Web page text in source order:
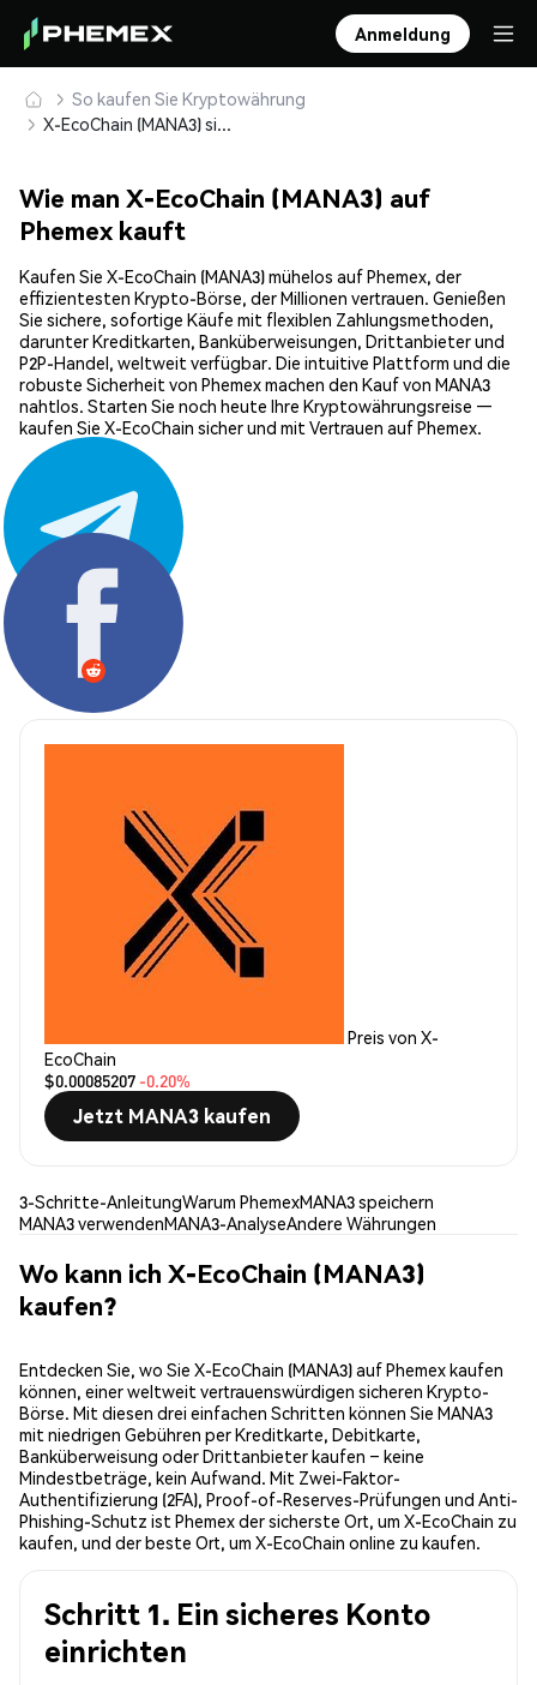
Anmeldung
So kaufen Sie Kryptowährung
X-EcoChain (MANA3) sicher kaufen und speichern
Wie man X-EcoChain (MANA3) auf
Phemex kauft
Kaufen Sie X-EcoChain (MANA3) mühelos auf Phemex, der
effizientesten Krypto-Börse, der Millionen vertrauen. Genießen
Sie sichere, sofortige Käufe mit flexiblen Zahlungsmethoden,
darunter Kreditkarten, Banküberweisungen, Drittanbieter und
P2P-Handel, weltweit verfügbar. Die intuitive Plattform und die
robuste Sicherheit von Phemex machen den Kauf von MANA3
nahtlos. Starten Sie noch heute Ihre Kryptowährungsreise —
kaufen Sie X-EcoChain sicher und mit Vertrauen auf Phemex.
Teilen:
Preis von X-
EcoChain
$0.00085207 -0.20%
Jetzt MANA3 kaufen
3-Schritte-AnleitungWarum PhemexMANA3 speichern
MANA3 verwendenMANA3-AnalyseAndere Währungen
Wo kann ich X-EcoChain (MANA3)
kaufen?
Entdecken Sie, wo Sie X-EcoChain (MANA3) auf Phemex kaufen
können, einer weltweit vertrauenswürdigen sicheren Krypto-
Börse. Mit diesen drei einfachen Schritten können Sie MANA3
mit niedrigen Gebühren per Kreditkarte, Debitkarte,
Banküberweisung oder Drittanbieter kaufen – keine
Mindestbeträge, kein Aufwand. Mit Zwei-Faktor-
Authentifizierung (2FA), Proof-of-Reserves-Prüfungen und Anti-
Phishing-Schutz ist Phemex der sicherste Ort, um X-EcoChain zu
kaufen, und der beste Ort, um X-EcoChain online zu kaufen.
Schritt 1. Ein sicheres Konto
einrichten